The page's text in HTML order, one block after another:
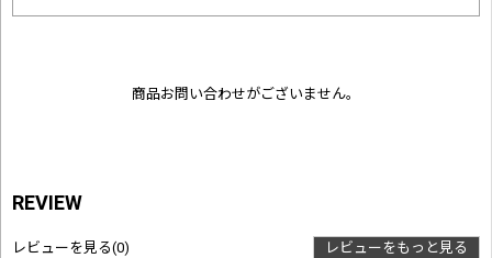
商品お問い合わせがございません。
REVIEW
レビューを見る(0) レビューをもっと見る